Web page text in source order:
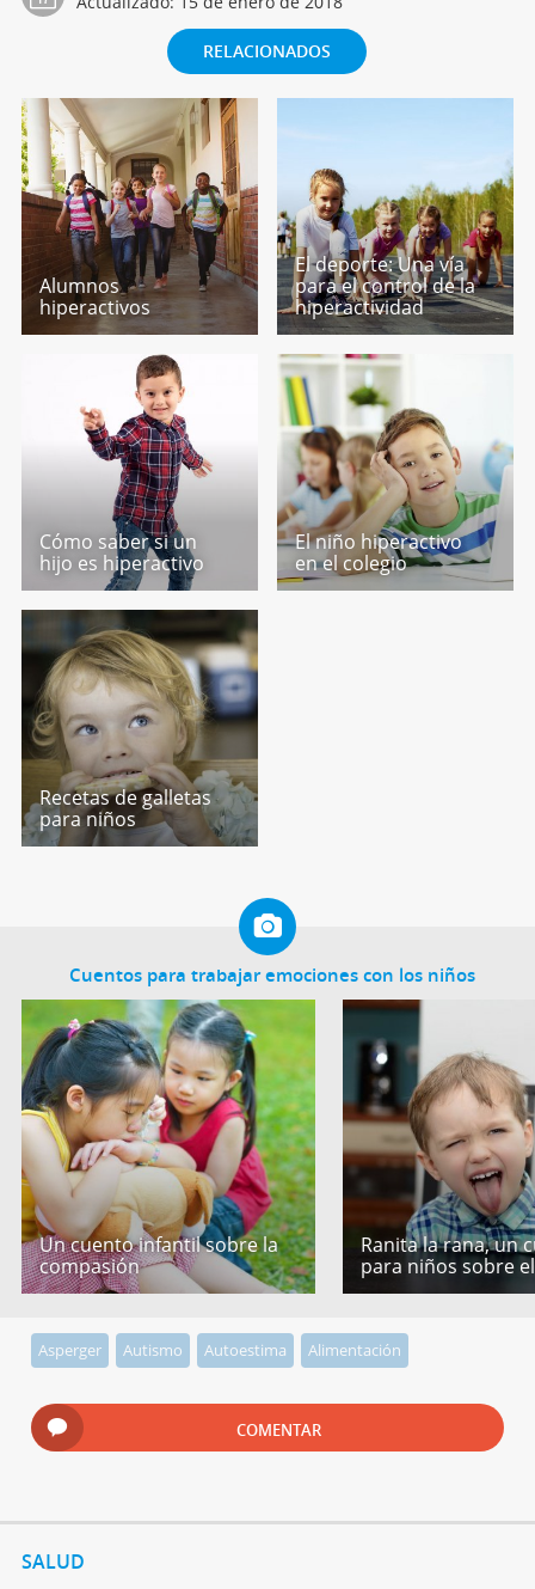
RELACIONADOS
Alumnos
hiperactivos
El deporte: Una vía
para el control de la
hiperactividad
Cómo saber si un
hijo es hiperactivo
El niño hiperactivo
en el colegio
Recetas de galletas
para niños
Cuentos para trabajar emociones con los niños
Un cuento infantil sobre la
compasión
Ranita la rana, un
para niños sobre
Asperger Autismo Autoestima Alimentación
COMENTAR
SALUD